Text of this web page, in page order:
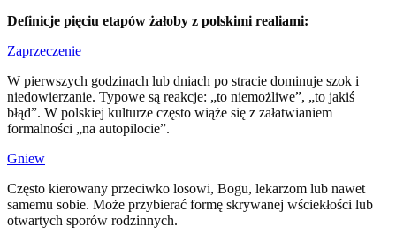
Definicje pięciu etapów żałoby z polskimi realiami:
Zaprzeczenie
W pierwszych godzinach lub dniach po stracie dominuje szok i
niedowierzanie. Typowe są reakcje: „to niemożliwe”, „to jakiś
błąd”. W polskiej kulturze często wiąże się z załatwianiem
formalności „na autopilocie”.
Gniew
Często kierowany przeciwko losowi, Bogu, lekarzom lub nawet
samemu sobie. Może przybierać formę skrywanej wściekłości lub
otwartych sporów rodzinnych.